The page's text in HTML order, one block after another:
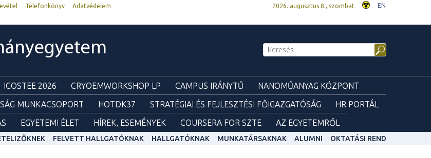
Telefonkönyv
Adatvédelem
2026. augusztus 8., szombat EN
ICOSTEE 2026 CRYOEMWORKSHOP LP CAMPUS IRÁNYTŰ
NANOMŰANYAG KÖZPONT
MUNKACSOPORT HOTDK37 STRATÉGIAI ÉS FEJLESZTÉSI FŐIGAZGATÓSÁG
HR PORTÁL
EGYETEMI ÉLET HÍREK, ESEMÉNYEK COURSERA FOR SZTE AZ EGYETEMRŐL
FELVETT HALLGATÓKNAK HALLGATÓKNAK MUNKATÁRSAKNAK ALUMNI OKTATÁSI REND